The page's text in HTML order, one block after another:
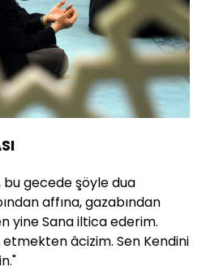
gecede şöyle dua
affına, gazabından
yine Sana iltica ederim.
âcizim. Sen Kendini